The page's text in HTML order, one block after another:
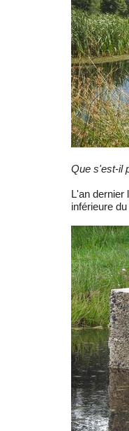
Que s'est-il
L'an dernier
inférieure